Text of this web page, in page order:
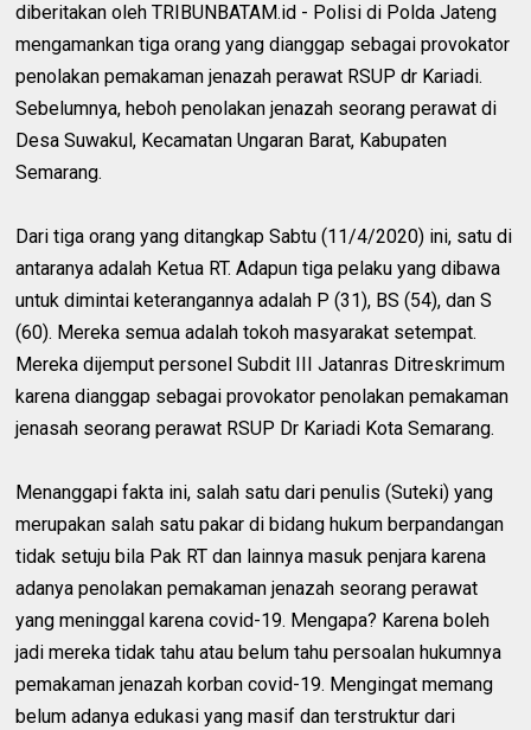
diberitakan oleh TRIBUNBATAM.id - Polisi di Polda Jateng
mengamankan tiga orang yang dianggap sebagai provokator
penolakan pemakaman jenazah perawat RSUP dr Kariadi.
Sebelumnya, heboh penolakan jenazah seorang perawat di
Desa Suwakul, Kecamatan Ungaran Barat, Kabupaten
Semarang.
Dari tiga orang yang ditangkap Sabtu (11/4/2020) ini, satu di
antaranya adalah Ketua RT. Adapun tiga pelaku yang dibawa
untuk dimintai keterangannya adalah P (31), BS (54), dan S
(60). Mereka semua adalah tokoh masyarakat setempat.
Mereka dijemput personel Subdit III Jatanras Ditreskrimum
karena dianggap sebagai provokator penolakan pemakaman
jenasah seorang perawat RSUP Dr Kariadi Kota Semarang.
Menanggapi fakta ini, salah satu dari penulis (Suteki) yang
merupakan salah satu pakar di bidang hukum berpandangan
tidak setuju bila Pak RT dan lainnya masuk penjara karena
adanya penolakan pemakaman jenazah seorang perawat
yang meninggal karena covid-19. Mengapa? Karena boleh
jadi mereka tidak tahu atau belum tahu persoalan hukumnya
pemakaman jenazah korban covid-19. Mengingat memang
belum adanya edukasi yang masif dan terstruktur dari